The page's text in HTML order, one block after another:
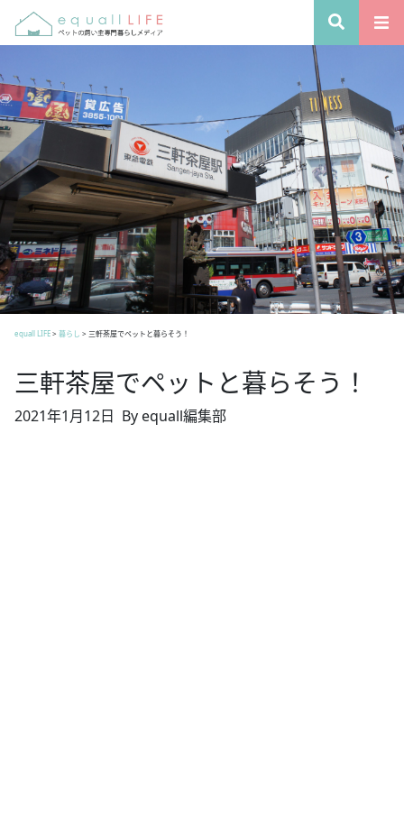
equall LIFE> 暮らし > 三軒茶屋でペットと暮らそう！
三軒茶屋でペットと暮らそう！
2021年1月12日 By equall編集部